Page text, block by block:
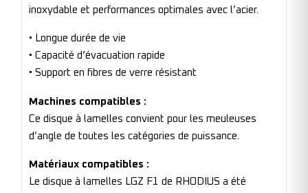
inoxydable et performances optimales avec l’acier.
• Longue durée de vie
• Capacité d’évacuation rapide
• Support en fibres de verre résistant
Machines compatibles :
Ce disque à lamelles convient pour les meuleuses
d’angle de toutes les catégories de puissance.
Matériaux compatibles :
Le disque à lamelles LGZ F1 de RHODIUS a été